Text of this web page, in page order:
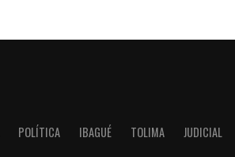
POLÍTICA IBAGUÉ TOLIMA JUDICIAL